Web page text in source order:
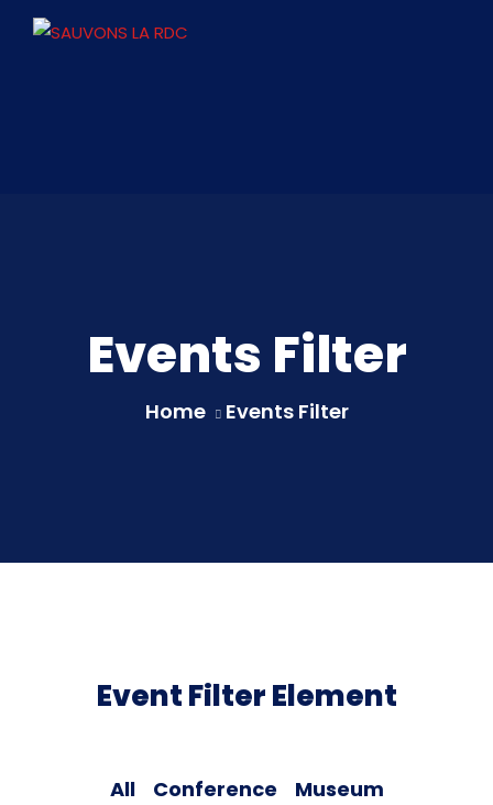
Events Filter
Home Events Filter
Event Filter Element
All Conference Museum